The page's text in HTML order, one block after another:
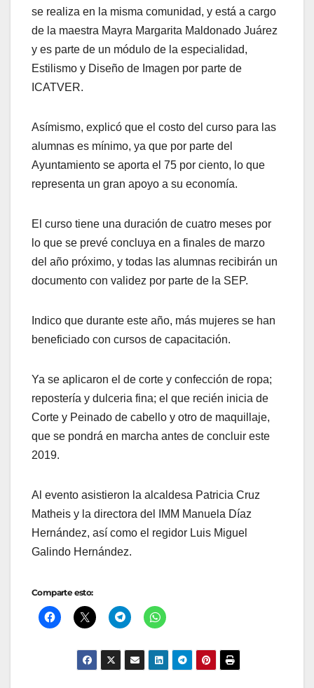
se realiza en la misma comunidad, y está a cargo
de la maestra Mayra Margarita Maldonado Juárez
y es parte de un módulo de la especialidad,
Estilismo y Diseño de Imagen por parte de
ICATVER.
Asímismo, explicó que el costo del curso para las
alumnas es mínimo, ya que por parte del
Ayuntamiento se aporta el 75 por ciento, lo que
representa un gran apoyo a su economía.
El curso tiene una duración de cuatro meses por
lo que se prevé concluya en a finales de marzo
del año próximo, y todas las alumnas recibirán un
documento con validez por parte de la SEP.
Indico que durante este año, más mujeres se han
beneficiado con cursos de capacitación.
Ya se aplicaron el de corte y confección de ropa;
repostería y dulceria fina; el que recién inicia de
Corte y Peinado de cabello y otro de maquillaje,
que se pondrá en marcha antes de concluir este
2019.
Al evento asistieron la alcaldesa Patricia Cruz
Matheis y la directora del IMM Manuela Díaz
Hernández, así como el regidor Luis Miguel
Galindo Hernández.
Comparte esto: